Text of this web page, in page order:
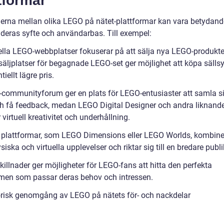
mellan olika LEGO på nätet-plattformar kan vara
syfte och användarbas. Till exempel:
LEGO-webbplatser fokuserar på att sälja nya LEGO-
för begagnade LEGO-set ger möjlighet att köpa
lägre pris.
communityforum ger en plats för LEGO-entusiaster att samla
få feedback, medan LEGO Digital Designer och andra
virtuell kreativitet och underhållning.
som LEGO Dimensions eller LEGO Worlds,
och virtuella upplevelser och riktar sig till en bredare
ger möjligheter för LEGO-fans att hitta den perfekta
som passar deras behov och intressen.
genomgång av LEGO på nätets för- och nackdelar